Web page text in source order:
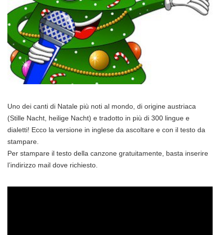
Uno dei canti di Natale più noti al mondo, di origine austriaca
(Stille Nacht, heilige Nacht) e tradotto in più di 300 lingue e
dialetti! Ecco la versione in inglese da ascoltare e con il testo da
stampare.
Per stampare il testo della canzone gratuitamente, basta inserire
l’indirizzo mail dove richiesto.